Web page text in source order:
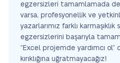
egzersizleri tamamlamada
varsa, profesyonellik ve
yazarlarımız farklı
egzersizlerini başarıyla
“Excel projemde yardımcı ol”
kırıklığına uğratmayacağız!